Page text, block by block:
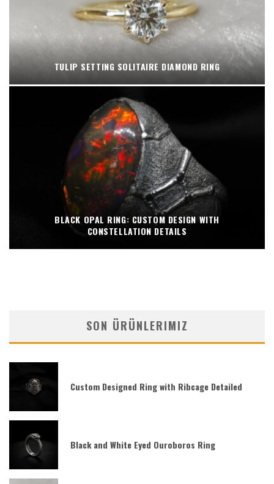
TULIP SETTING SOLITAIRE DIAMOND RING
BLACK OPAL RING: CUSTOM DESIGN WITH
CONSTELLATION DETAILS
SON ÜRÜNLERIMIZ
Custom Designed Ring with Ribcage Detailed
Black and White Eyed Ouroboros Ring